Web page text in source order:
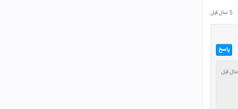
5 سال قبل
پاسخ